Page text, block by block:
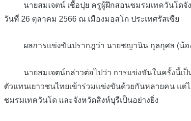
นายสมเจตน์ เชื้อปุย ครูผู้ฝึกสอนชมรมเทควันโดจังห
วันที่ 26 ตุลาคม 2566 ณ เมืองมอสโก ประเทศรัสเซีย
ผลการแข่งขันปรากฎว่า นายชญานิน กุลกุศล (น้องคิ
นายสมเจตน์กล่าวต่อไปว่า การแข่งขันในครั้งนี้เป็น
ตัวแทนเยาวชนไทยเข้าร่วมแข่งขันด้วยกันหลายคน แ
ชมรมเทควันโด และจังหวัดสิงห์บุรีเป็นอย่างยิ่ง